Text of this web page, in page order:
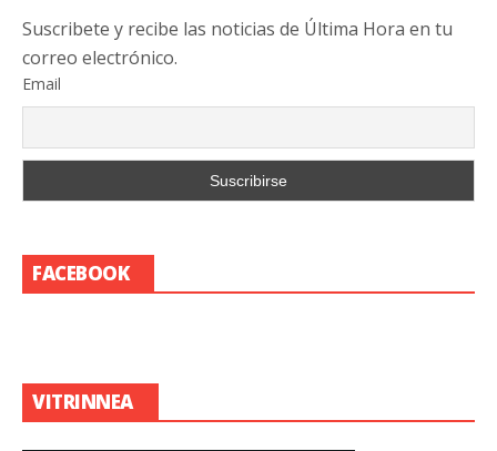
Suscribete y recibe las noticias de Última Hora en tu
correo electrónico.
Email
FACEBOOK
VITRINNEA